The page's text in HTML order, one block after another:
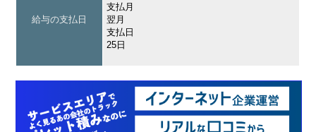
給与の支払日
支払月
翌月
支払日
25日